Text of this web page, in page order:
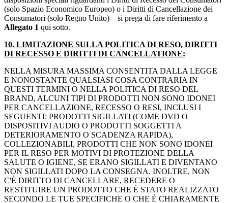
(solo Spazio Economico Europeo) o i Diritti di Cancellazione dei
Consumatori (solo Regno Unito) – si prega di fare riferimento a
Allegato 1 qui sotto.
10. LIMITAZIONE SULLA POLITICA DI RESO, DIRITTI
DI RECESSO E DIRITTI DI CANCELLATIONE:
NELLA MISURA MASSIMA CONSENTITA DALLA LEGGE
E NONOSTANTE QUALSIASI COSA CONTRARIA IN
QUESTI TERMINI O NELLA POLITICA DI RESO DEL
BRAND, ALCUNI TIPI DI PRODOTTI NON SONO IDONEI
PER CANCELLAZIONE, RECESSO O RESI, INCLUSI I
SEGUENTI: PRODOTTI SIGILLATI (COME DVD O
DISPOSITIVI AUDIO O PRODOTTI SOGGETTI A
DETERIORAMENTO O SCADENZA RAPIDA),
COLLEZIONABILI, PRODOTTI CHE NON SONO IDONEI
PER IL RESO PER MOTIVI DI PROTEZIONE DELLA
SALUTE O IGIENE, SE ERANO SIGILLATI E DIVENTANO
NON SIGILLATI DOPO LA CONSEGNA. INOLTRE, NON
C'È DIRITTO DI CANCELLARE, RECEDERE O
RESTITUIRE UN PRODOTTO CHE È STATO REALIZZATO
SECONDO LE TUE SPECIFICHE O CHE È CHIARAMENTE